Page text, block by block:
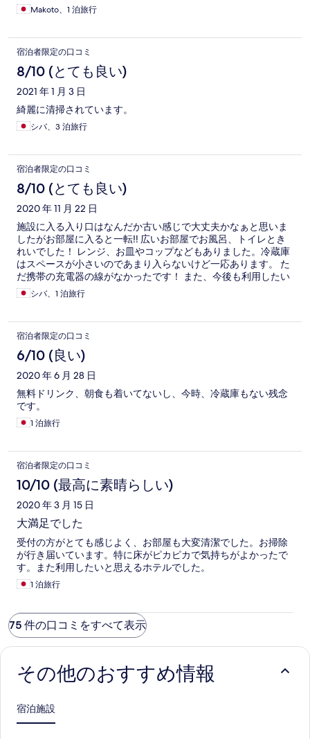
Makoto、1 泊旅行
宿泊者限定の口コミ
8/10 (とても良い)
2021 年 1 月 3 日
綺麗に清掃されています。
シバ、3 泊旅行
宿泊者限定の口コミ
8/10 (とても良い)
2020 年 11 月 22 日
施設に入る入り口はなんだか古い感じで大丈夫かなぁと思いま
したがお部屋に入ると一転‼️ 広いお部屋でお風呂、トイレとき
れいでした！ レンジ、お皿やコップなどもありました。冷蔵庫
はスペースが小さいのであまり入らないけど一応あります。 た
だ携帯の充電器の線がなかったです！ また、今後も利用したい
と思いました〜。
シバ、1 泊旅行
宿泊者限定の口コミ
6/10 (良い)
2020 年 6 月 28 日
無料ドリンク、朝食も着いてないし、今時、冷蔵庫もない残念
です。
1 泊旅行
宿泊者限定の口コミ
10/10 (最高に素晴らしい)
2020 年 3 月 15 日
大満足でした
受付の方がとても感じよく、お部屋も大変清潔でした。お掃除
が行き届いています。特に床がピカピカで気持ちがよかったで
す。また利用したいと思えるホテルでした。
1 泊旅行
75 件の口コミをすべて表示
その他のおすすめ情報
宿泊施設